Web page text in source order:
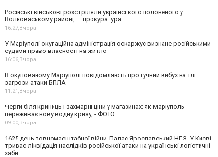
Російські військові розстріляли українського полоненого у
Волноваському районі, — прокуратура
16:27,Вчора
У Маріуполі окупаційна адміністрація оскаржує визнане російськими
судами право власності на житло
16:06,Вчора
В окупованому Маріуполі повідомляють про гучний вибух на тлі
загрози атаки БПЛА
11:21,Вчора
Черги біля криниць і захмарні ціни у магазинах: як Маріуполь
переживає нову водну кризу, - ФОТО
09:00,Вчора
1625 день повномасштабної війни. Палає Ярославський НПЗ. У Києві
триває ліквідація наслідків російської атаки на українські логістичні
хаби